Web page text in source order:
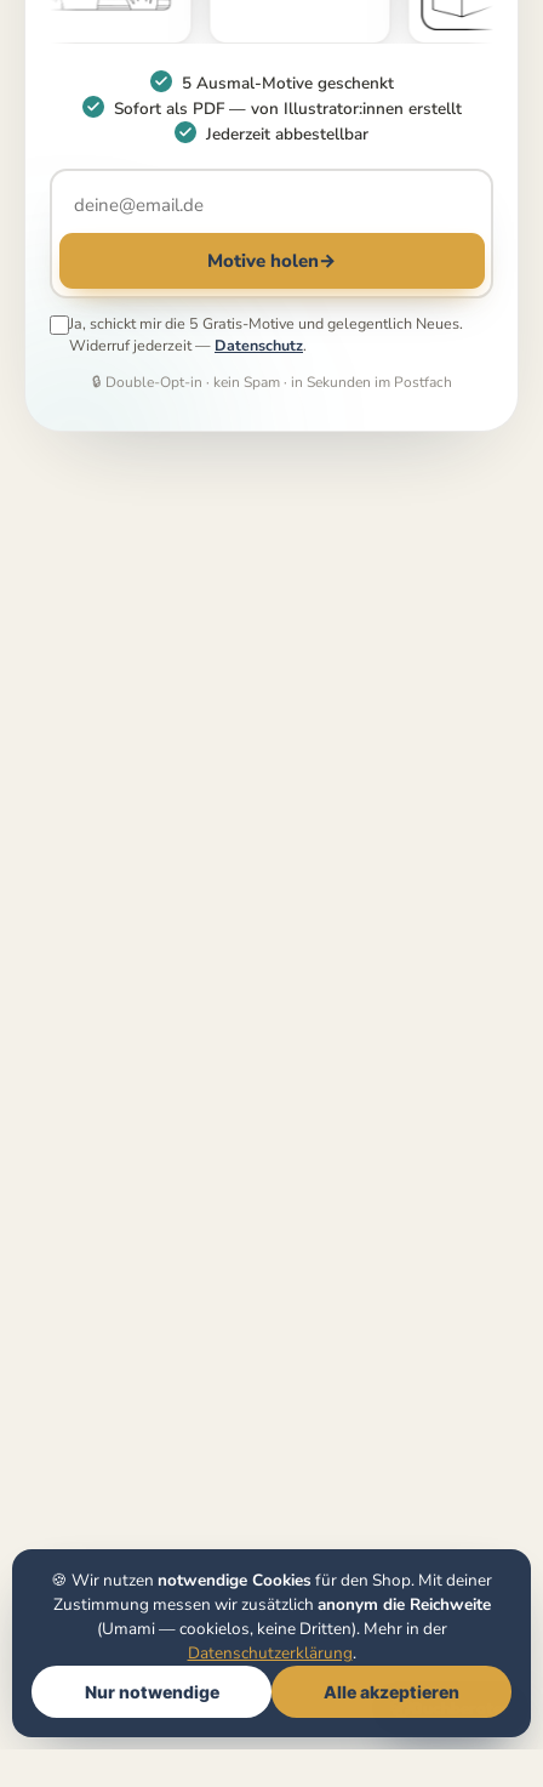
5 Ausmal-Motive geschenkt
Sofort als PDF — von Illustrator:innen erstellt
Jederzeit abbestellbar
Motive holen→
Ja, schickt mir die 5 Gratis-Motive und gelegentlich Neues.
Widerruf jederzeit — Datenschutz.
🔒 Double-Opt-in · kein Spam · in Sekunden im Postfach
🧭 Buchberater
🍪 Wir nutzen notwendige Cookies für den Shop. Mit deiner
Zustimmung messen wir zusätzlich anonym die Reichweite
(Umami — cookielos, keine Dritten). Mehr in der
Datenschutzerklärung.
Nur notwendige Alle akzeptieren